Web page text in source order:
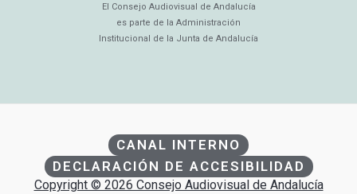
El Consejo Audiovisual de Andalucía
es parte de la Administración
Institucional de la Junta de Andalucía
CANAL INTERNO
DECLARACIÓN DE ACCESIBILIDAD
Copyright © 2026 Consejo Audiovisual de Andalucía